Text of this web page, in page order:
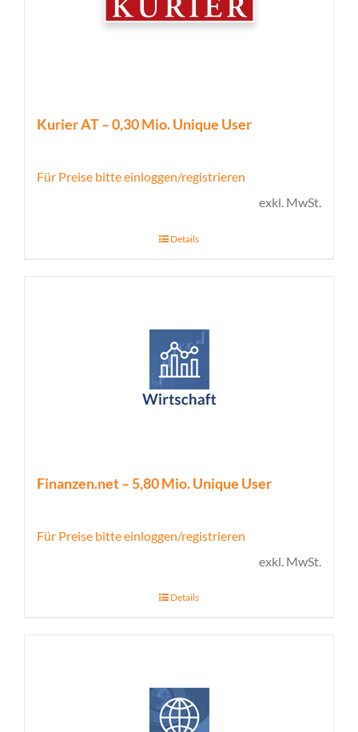
Kurier AT – 0,30 Mio. Unique User
Für Preise bitte einloggen/registrieren
exkl. MwSt.
Details
Finanzen.net – 5,80 Mio. Unique User
Für Preise bitte einloggen/registrieren
exkl. MwSt.
Details